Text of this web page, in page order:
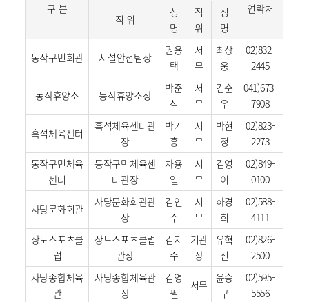
구 분
연락처
직 위
성
명
직
위
성
명
동작구민회관 시설안전팀장
권용
택
서
무
최상
웅
02)832-
2445
동작휴양소 동작휴양소장
박준
식
서
무
김순
우
041)673-
7908
흑석체육센터
흑석체육센터관
장
박기
흥
서
무
박현
정
02)823-
2273
동작구민체육
센터
동작구민체육센
터관장
차용
열
서
무
김영
이
02)849-
0100
사당문화회관
사당문화회관관
장
김인
수
서
무
하경
희
02)588-
4111
상도스포츠클
럽
상도스포츠클럽
관장
김지
수
기관
장
유혁
신
02)826-
2500
사당종합체육
관
사당종합체육관
장
김영
필
서무
윤승
구
02)595-
5556